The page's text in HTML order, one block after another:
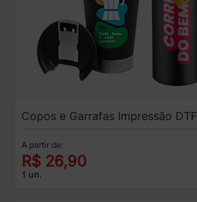
Copos e Garrafas Impressão DTF
A partir de:
R$ 26,90
1 un.